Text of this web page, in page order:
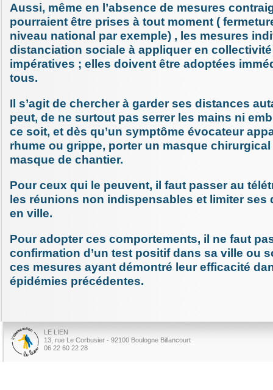
Aussi, même en l’absence de mesures
pourraient être prises à tout moment (
niveau national par exemple) , les mesures
distanciation sociale à appliquer en
impératives ; elles doivent être adoptées
tous.
Il s’agit de chercher à garder ses distances
peut, de ne surtout pas serrer les mains ni
ce soit, et dès qu’un symptôme évocateur
rhume ou grippe, porter un masque
masque de chantier.
Pour ceux qui le peuvent, il faut passer au
les réunions non indispensables et limiter ses
en ville.
Pour adopter ces comportements, il ne faut
confirmation d’un test positif dans sa ville ou
ces mesures ayant démontré leur efficacité
épidémies précédentes.
LE LIEN
13, rue Le Corbusier - 92100 Boulogne Billancourt
06 22 60 22 28